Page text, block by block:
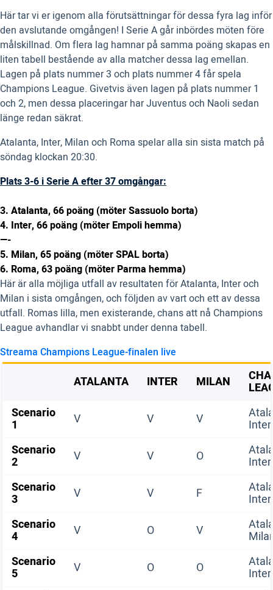
Här tar vi er igenom alla förutsättningar för dessa fyra lag inför
den avslutande omgången! I Serie A går inbördes möten före
målskillnad. Om flera lag hamnar på samma poäng skapas en
liten tabell bestående av alla matcher dessa lag emellan.
Lagen på plats nummer 3 och plats nummer 4 får spela
Champions League. Givetvis även lagen på plats nummer 1
och 2, men dessa placeringar har Juventus och Naoli sedan
länge redan säkrat.
Atalanta, Inter, Milan och Roma spelar alla sin sista match på
söndag klockan 20:30.
Plats 3-6 i Serie A efter 37 omgångar:
3. Atalanta, 66 poäng (möter Sassuolo borta)
4. Inter, 66 poäng (möter Empoli hemma)
—-
5. Milan, 65 poäng (möter SPAL borta)
6. Roma, 63 poäng (möter Parma hemma)
Här är alla möjliga utfall av resultaten för Atalanta, Inter och
Milan i sista omgången, och följden av vart och ett av dessa
utfall. Romas lilla, men existerande, chans att nå Champions
League avhandlar vi snabbt under denna tabell.
Streama Champions League-finalen live
ATALANTA INTER MILAN
Scenario
1 V V V
Inter
Scenario
2 V V O
Inter
Scenario
3 V V F
Inter
Scenario
4 V O V
Scenario
5 V O O
Inter